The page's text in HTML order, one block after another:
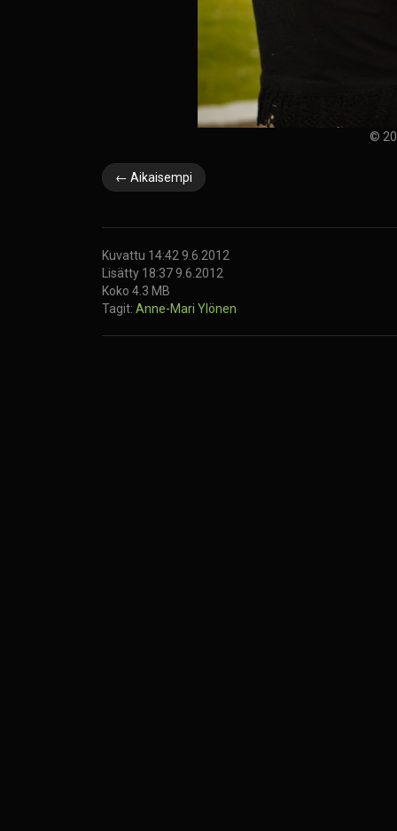
©
← Aikaisempi
Kuvattu 14:42 9.6.2012
Lisätty 18:37 9.6.2012
Koko 4.3 MB
Tagit: Anne-Mari Ylönen